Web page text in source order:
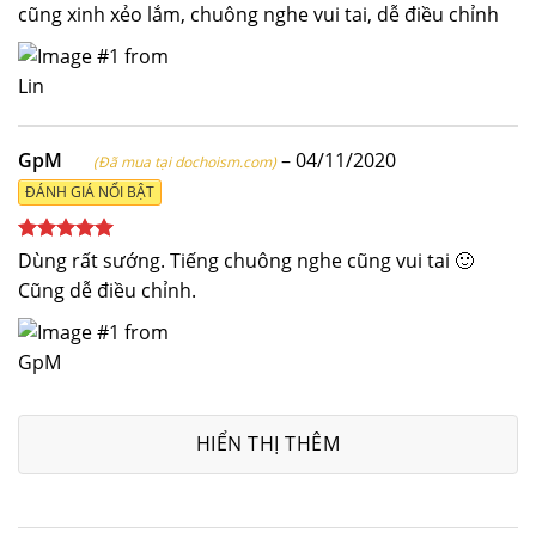
cũng xinh xẻo lắm, chuông nghe vui tai, dễ điều chỉnh
GpM (Đã mua tại dochoism.com) –04/11/2020
ĐÁNH GIÁ NỔI BẬT
Được xếp
hạng5
sao
Dùng rất sướng. Tiếng chuông nghe cũng vui tai 🙂
Cũng dễ điều chỉnh.
HIỂN THỊ THÊM